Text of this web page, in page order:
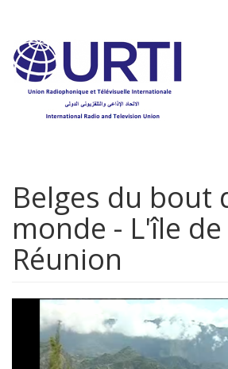
contenu
principal
Belges du bout
monde - L'île de
Réunion